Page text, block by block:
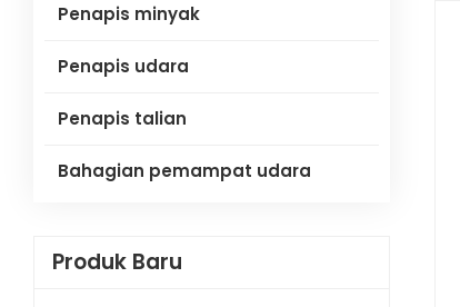
Penapis minyak
Penapis udara
Penapis talian
Bahagian pemampat udara
Produk Baru